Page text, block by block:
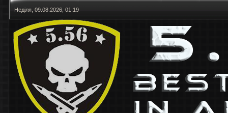
Неділя, 09.08.2026, 01:19